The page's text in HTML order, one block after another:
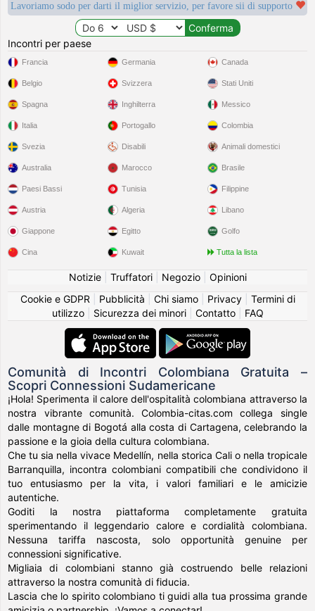
Lavoriamo sodo per darti il miglior servizio, per favore sii di supporto
Incontri per paese
Francia
Belgio
Spagna
Italia
Svezia
Germania
Svizzera
Inghilterra
Portogallo
Disabili
Canada
Stati Uniti
Messico
Colombia
Animali domestici
Australia
Paesi Bassi
Austria
Giappone
Cina
Marocco
Tunisia
Algeria
Egitto
Kuwait
Brasile
Filippine
Libano
Golfo
Tutta la lista
Notizie| Truffatori| Negozio| Opinioni
Cookie e GDPR
Pubblicità Chi siamo| Privacy| Termini di
utilizzo| Sicurezza dei minori| Contatto| FAQ
Comunità di Incontri Colombiana Gratuita –
Scopri Connessioni Sudamericane
¡Hola! Sperimenta il calore dell'ospitalità colombiana attraverso la
nostra vibrante comunità. Colombia-citas.com collega single
dalle montagne di Bogotá alla costa di Cartagena, celebrando la
passione e la gioia della cultura colombiana.
Che tu sia nella vivace Medellín, nella storica Cali o nella tropicale
Barranquilla, incontra colombiani compatibili che condividono il
tuo entusiasmo per la vita, i valori familiari e le amicizie
autentiche.
Goditi la nostra piattaforma completamente gratuita
sperimentando il leggendario calore e cordialità colombiana.
Nessuna tariffa nascosta, solo opportunità genuine per
connessioni significative.
Migliaia di colombiani stanno già costruendo belle relazioni
attraverso la nostra comunità di fiducia.
Lascia che lo spirito colombiano ti guidi alla tua prossima grande